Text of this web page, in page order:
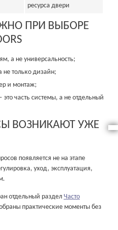
ресурса двери
ПРИ ВЫБОРЕ
а не универсальность;
не только дизайн;
и монтаж;
часть системы, а не отдельный
ВОЗНИКАЮТ УЖЕ
появляется не на этапе
уход, эксплуатация,
отдельный раздел Часто
практические моменты без